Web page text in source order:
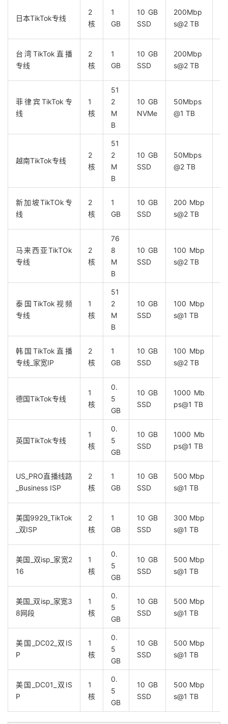
日本TikTok专线
2
核
1
GB
10 GB
SSD
200Mbp
s@2 TB
台湾TikTok直播
专线
2
核
1
GB
10 GB
SSD
200Mbp
s@2 TB
菲律宾TikTok专
线
1
核
51
2
M
B
10 GB
NVMe
50Mbps
@1 TB
越南TikTok专线
2
核
51
2
M
B
10 GB
SSD
50Mbps
@2 TB
新加坡TikTOk专
线
2
核
1
GB
10 GB
SSD
200 Mbp
s@2 TB
马来西亚TikTOk
专线
2
核
76
8
M
B
10 GB
SSD
100 Mbp
s@2 TB
泰国TikTok视频
专线
1
核
51
2
M
B
10 GB
SSD
100 Mbp
s@1 TB
韩国TikTok直播
专线_家宽IP
2
核
1
GB
10 GB
SSD
100 Mbp
s@2 TB
德国TikTok专线
1
核
0.
5
GB
10 GB
SSD
1000 Mb
ps@1 TB
英国TikTok专线
1
核
0.
5
GB
10 GB
SSD
1000 Mb
ps@1 TB
US_PRO直播线路
_Business ISP
2
核
1
GB
10 GB
SSD
500 Mbp
s@1 TB
美国9929_TikTok
_双ISP
2
核
1
GB
10 GB
SSD
300 Mbp
s@1 TB
美国_双isp_家宽2
16
1
核
0.
5
GB
10 GB
SSD
500 Mbp
s@1 TB
美国_双isp_家宽3
8网段
1
核
0.
5
GB
10 GB
SSD
500 Mbp
s@1 TB
美国_DC02_双IS
P
1
核
0.
5
GB
10 GB
SSD
500 Mbp
s@1 TB
美国_DC01_双IS
P
1
核
0.
5
GB
10 GB
SSD
500 Mbp
s@1 TB